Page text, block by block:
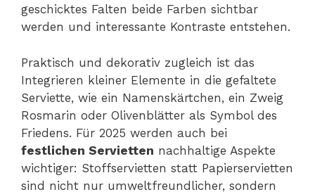
geschicktes Falten beide Farben sichtbar
werden und interessante Kontraste entstehen.
Praktisch und dekorativ zugleich ist das
Integrieren kleiner Elemente in die gefaltete
Serviette, wie ein Namenskärtchen, ein Zweig
Rosmarin oder Olivenblätter als Symbol des
Friedens. Für 2025 werden auch bei
festlichen Servietten nachhaltige Aspekte
wichtiger: Stoffservietten statt Papierservietten
sind nicht nur umweltfreundlicher, sondern